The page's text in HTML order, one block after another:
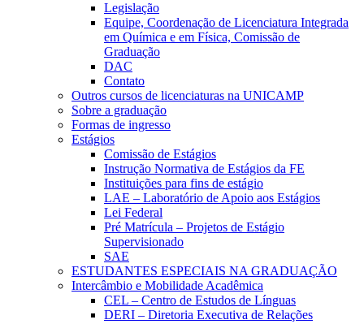
Legislação
Equipe, Coordenação de Licenciatura Integrada
em Química e em Física, Comissão de
Graduação
DAC
Contato
Outros cursos de licenciaturas na UNICAMP
Sobre a graduação
Formas de ingresso
Estágios
Comissão de Estágios
Instrução Normativa de Estágios da FE
Instituições para fins de estágio
LAE – Laboratório de Apoio aos Estágios
Lei Federal
Pré Matrícula – Projetos de Estágio
Supervisionado
SAE
ESTUDANTES ESPECIAIS NA GRADUAÇÃO
Intercâmbio e Mobilidade Acadêmica
CEL – Centro de Estudos de Línguas
DERI – Diretoria Executiva de Relações